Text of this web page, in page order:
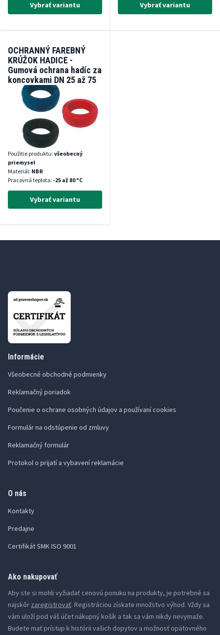
Vybrať variantu Vybrať variantu
OCHRANNÝ FAREBNÝ
KRÚŽOK HADICE -
Gumová ochrana hadíc za
koncovkami DN 25 až 75
Použitie produktu: všeobecný
priemysel
Materiál: NBR
Pracovná teplota: -25 až 80 °C
Vybrať variantu
Informácie
Všeobecné obchodné podmienky
Reklamačný poriadok
Poučenie o ochrane osobných údajov a používaní cookies
Formulár na odstúpenie od zmluvy
Reklamačný formulár
Protokol o prijatí a vybavení reklamácie
O nás
Kontakty
Predajne
Certifikát SMK ISO 9001
Ako nakupovať
Aby ste si mohli vyžiadať cenovú ponuku na produkty, je potrebné sa
najskôr zaregistrovať. Registráciou získate množstvo výhod. Vždy sa
vám uloží pod váš účet nákupný košík a tak sa vám nikdy nevymaže.
Budete mať prístup k histórii vašich dopytov a možnosť opätovného